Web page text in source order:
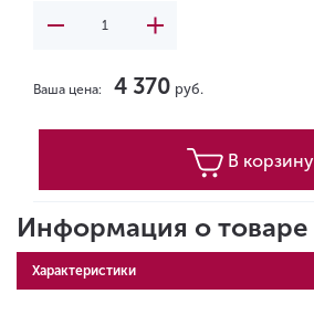
Ваша цена: 4 370 руб.
В корзину
Информация о товаре
Характеристики